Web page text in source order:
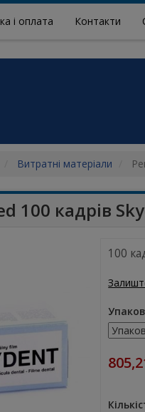
і оплата Контакти
Витратні матеріали
100 кадрів
100